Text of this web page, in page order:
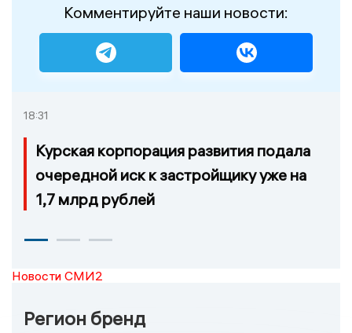
Комментируйте наши новости:
18:31
Курская корпорация развития подала
очередной иск к застройщику уже на
1,7 млрд рублей
Новости СМИ2
Регион бренд